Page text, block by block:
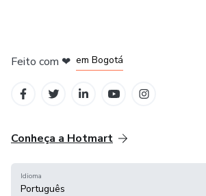
Feito com ❤ em Bogotá
Conheça a Hotmart
Idioma
Português